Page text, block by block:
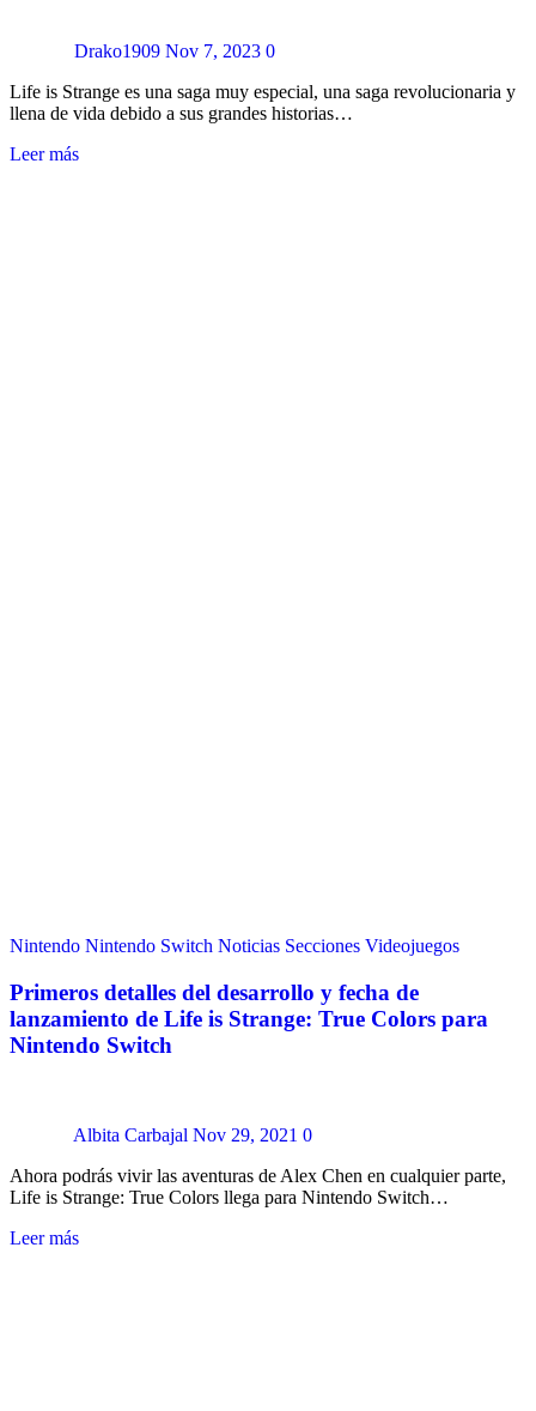
Drako1909 Nov 7, 2023 0
Life is Strange es una saga muy especial, una saga revolucionaria y
llena de vida debido a sus grandes historias…
Leer más
Nintendo Nintendo Switch Noticias Secciones Videojuegos
Primeros detalles del desarrollo y fecha de
lanzamiento de Life is Strange: True Colors para
Nintendo Switch
Albita Carbajal Nov 29, 2021 0
Ahora podrás vivir las aventuras de Alex Chen en cualquier parte,
Life is Strange: True Colors llega para Nintendo Switch…
Leer más